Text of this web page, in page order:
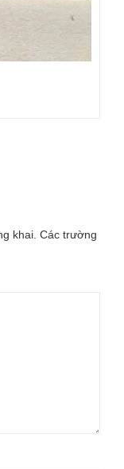
khai. Các trường